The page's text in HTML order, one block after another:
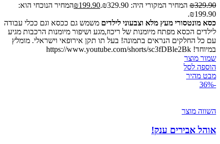
₪329.90 המחיר המקורי היה: ₪329.90. ₪199.90
המחיר הנוכחי הוא:
₪199.90.
כסא מונטסורי מעץ מלא וצבעוני לילדים משמש גם ככסא וגם ככלי עבודה
לילדים הכסא מפתח מיומנות של ריכוז,מגע ושיפור מיומנות הרכבות מגיע
עם כל החלקים הנראים בתמונה! בעל תו תקן אירופאי וישראלי. מומלץ
במיוחד! https://www.youtube.com/shorts/sc3fDBle2Bk
שמור מוצר
הוספה לסל
מבט מהיר
-36%
השווה מוצר
אוהל אבירים ענק!